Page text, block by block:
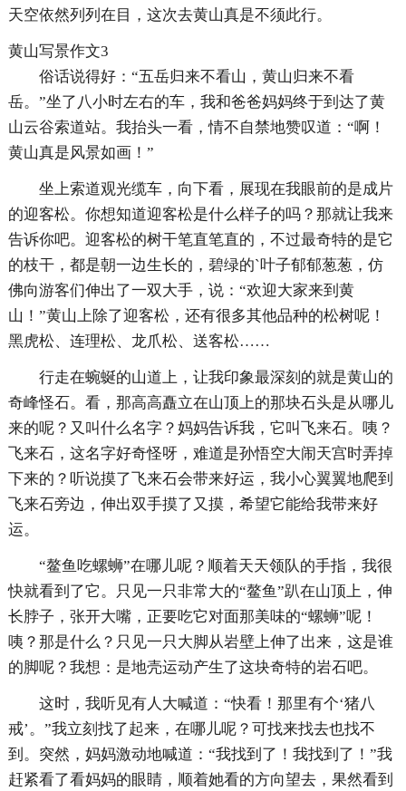
天空依然列列在目，这次去黄山真是不须此行。
黄山写景作文3
俗话说得好：“五岳归来不看山，黄山归来不看
岳。”坐了八小时左右的车，我和爸爸妈妈终于到达了黄
山云谷索道站。我抬头一看，情不自禁地赞叹道：“啊！
黄山真是风景如画！”
坐上索道观光缆车，向下看，展现在我眼前的是成片
的迎客松。你想知道迎客松是什么样子的吗？那就让我来
告诉你吧。迎客松的树干笔直笔直的，不过最奇特的是它
的枝干，都是朝一边生长的，碧绿的`叶子郁郁葱葱，仿
佛向游客们伸出了一双大手，说：“欢迎大家来到黄
山！”黄山上除了迎客松，还有很多其他品种的松树呢！
黑虎松、连理松、龙爪松、送客松……
行走在蜿蜒的山道上，让我印象最深刻的就是黄山的
奇峰怪石。看，那高高矗立在山顶上的那块石头是从哪儿
来的呢？又叫什么名字？妈妈告诉我，它叫飞来石。咦？
飞来石，这名字好奇怪呀，难道是孙悟空大闹天宫时弄掉
下来的？听说摸了飞来石会带来好运，我小心翼翼地爬到
飞来石旁边，伸出双手摸了又摸，希望它能给我带来好
运。
“鳌鱼吃螺蛳”在哪儿呢？顺着天天领队的手指，我很
快就看到了它。只见一只非常大的“鳌鱼”趴在山顶上，伸
长脖子，张开大嘴，正要吃它对面那美味的“螺蛳”呢！
咦？那是什么？只见一只大脚从岩壁上伸了出来，这是谁
的脚呢？我想：是地壳运动产生了这块奇特的岩石吧。
这时，我听见有人大喊道：“快看！那里有个‘猪八
戒’。”我立刻找了起来，在哪儿呢？可找来找去也找不
到。突然，妈妈激动地喊道：“我找到了！我找到了！”我
赶紧看了看妈妈的眼睛，顺着她看的方向望去，果然看到